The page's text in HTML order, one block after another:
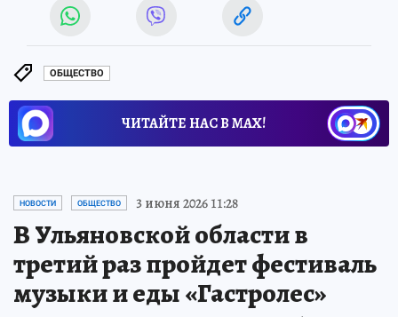
ОБЩЕСТВО
ЧИТАЙТЕ НАС В МАХ!
НОВОСТИ ОБЩЕСТВО 3 июня 2026 11:28
В Ульяновской области в
третий раз пройдет фестиваль
музыки и еды «Гастролес»